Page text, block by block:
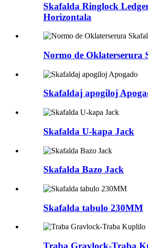
Skafalda Ringlock
Horizontala
Normo de Oklaterserura
Skafaldaj apogiloj
Skafalda U-kapa Jack
Skafalda Bazo Jack
Skafalda tabulo 230MM
Traba Gravlock-Traba